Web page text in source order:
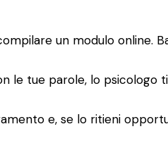
un modulo
le tue parole, lo
e, se lo ritieni